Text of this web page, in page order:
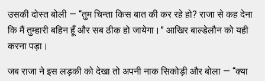
उसकी दोस्त बोली — “तुम चिन्ता किस बात की कर रहे हो? राजा से कह देना
कि मैं तुम्हारी बहिन हूँ और सब ठीक हो जायेगा।” आखिर बाल्डेलौन को यही
करना पड़ा।
जब राजा ने इस लड़की को देखा तो अपनी नाक सिकोड़ी और बोला — “क्या